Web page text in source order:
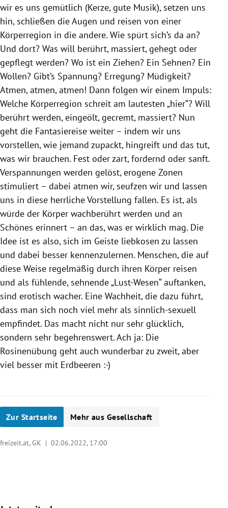
wir es uns gemütlich (Kerze, gute Musik), setzen uns
hin, schließen die Augen und reisen von einer
Körperregion in die andere. Wie spürt sich’s da an?
Und dort? Was will berührt, massiert, gehegt oder
gepflegt werden? Wo ist ein Ziehen? Ein Sehnen? Ein
Wollen? Gibt’s Spannung? Erregung? Müdigkeit?
Atmen, atmen, atmen! Dann folgen wir einem Impuls:
Welche Körperregion schreit am lautesten „hier“? Will
berührt werden, eingeölt, gecremt, massiert? Nun
geht die Fantasiereise weiter – indem wir uns
vorstellen, wie jemand zupackt, hingreift und das tut,
was wir brauchen. Fest oder zart, fordernd oder sanft.
Verspannungen werden gelöst, erogene Zonen
stimuliert – dabei atmen wir, seufzen wir und lassen
uns in diese herrliche Vorstellung fallen. Es ist, als
würde der Körper wachberührt werden und an
Schönes erinnert – an das, was er wirklich mag. Die
Idee ist es also, sich im Geiste liebkosen zu lassen
und dabei besser kennenzulernen. Menschen, die auf
diese Weise regelmäßig durch ihren Körper reisen
und als fühlende, sehnende „Lust-Wesen“ auftanken,
sind erotisch wacher. Eine Wachheit, die dazu führt,
dass man sich noch viel mehr als sinnlich-sexuell
empfindet. Das macht nicht nur sehr glücklich,
sondern sehr begehrenswert. Ach ja: Die
Rosinenübung geht auch wunderbar zu zweit, aber
viel besser mit Erdbeeren :-)
Zur Startseite Mehr aus Gesellschaft
freizeit.at, GK | 02.06.2022, 17:00